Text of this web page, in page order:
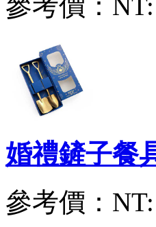
觸控防疫開瓶器鑰匙鎖圈
參考價： NT: 0元
婚禮鏟子餐
參考價：